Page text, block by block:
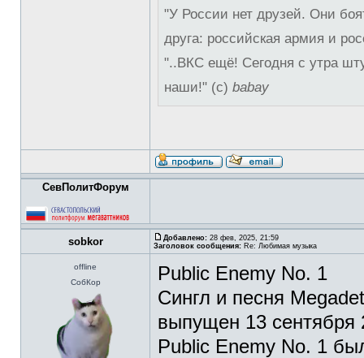
"У России нет друзей. Они
друга: российская армия и
"..ВКС ещё! Сегодня с утра
наши!" (с) babay
СевПолитФорум
sobkor Добавлено: 28 фев, 2025, 21:59
Заголовок сообщения: Re: Любимая музыка
offline
СобКор
Public Enemy No. 1
Сингл и песня
выпущен 13 сентября
Public Enemy No. 1